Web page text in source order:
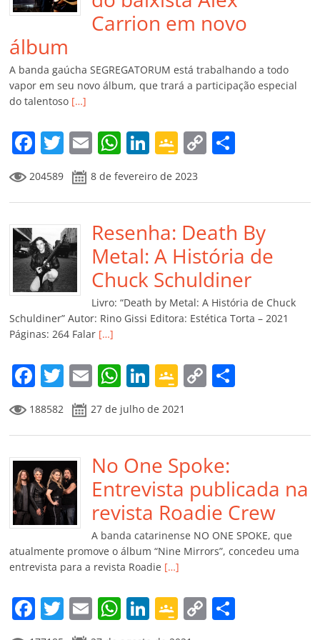
Carrion em novo
álbum
A banda gaúcha SEGREGATORUM está trabalhando a todo
vapor em seu novo álbum, que trará a participação especial
do talentoso […]
F
a
c
e
b
o
o
k
T
w
itt
er
E
m
ai
l
W
at
s
A
p
p
Li
k
e
dI
n
G
o
o
gl
e
Cl
a
ss
ro
m
C
y
Li
n
k
p
ar
til
h
ar
204589 8 de fevereiro de 2023
Resenha: Death By
Metal: A História de
Chuck Schuldiner
Livro: “Death by Metal: A História de Chuck
Schuldiner” Autor: Rino Gissi Editora: Estética Torta – 2021
Páginas: 264 Falar […]
F
a
c
e
b
o
o
k
T
w
itt
er
E
m
ai
l
W
h
at
s
A
p
p
Li
n
k
e
dI
n
G
o
o
gl
e
Cl
a
ss
ro
o
m
C
y
Li
n
k
p
til
h
ar
188582 27 de julho de 2021
No One Spoke:
Entrevista publicada na
revista Roadie Crew
A banda catarinense NO ONE SPOKE, que
atualmente promove o álbum “Nine Mirrors”, concedeu uma
entrevista para a revista Roadie […]
F
a
T
w
E
m
W Li
n
G
o
C